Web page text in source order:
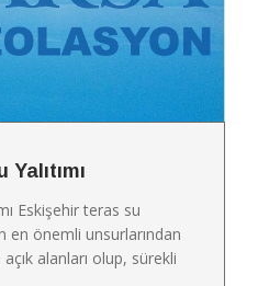
Eskişehir teras su
en önemli unsurlarından
alanları olup, sürekli